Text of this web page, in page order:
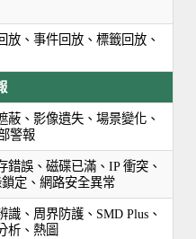
放、事件回放、標籤回放、
蔽、影像遺失、場景變化、
警報
錯誤、磁碟已滿、IP 衝突、
定、網路安全異常
識、周界防護、SMD Plus、
析、熱圖